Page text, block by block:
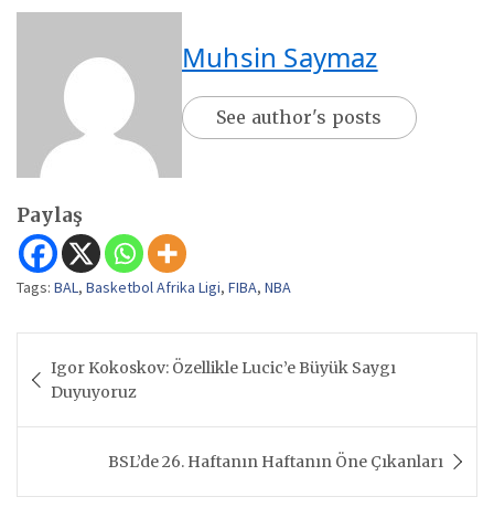
Muhsin Saymaz
See author's posts
Paylaş
Tags: BAL, Basketbol Afrika Ligi, FIBA, NBA
gezinmesi
Igor Kokoskov: Özellikle Lucic’e Büyük Saygı
Duyuyoruz
BSL’de 26. Haftanın Haftanın Öne Çıkanları